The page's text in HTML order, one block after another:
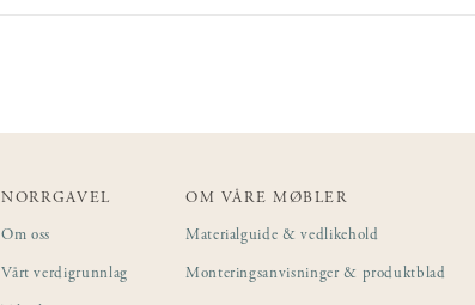
NORRGAVEL
Om oss
Vårt verdigrunnlag
OM VÅRE MØBLER
Materialguide & vedlikehold
Monteringsanvisninger & produktblad